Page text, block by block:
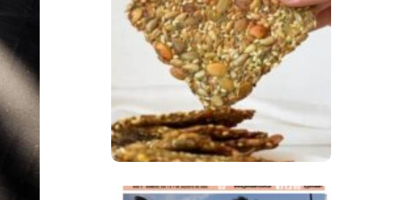
Comer Bem: Cracker
De Sementes